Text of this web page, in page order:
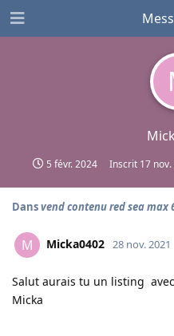
5 févr. 2024 Inscrit 17
Dansvend contenu red sea max
M Micka0402 28 nov. 2021
Salut aurais tu un listing
Micka